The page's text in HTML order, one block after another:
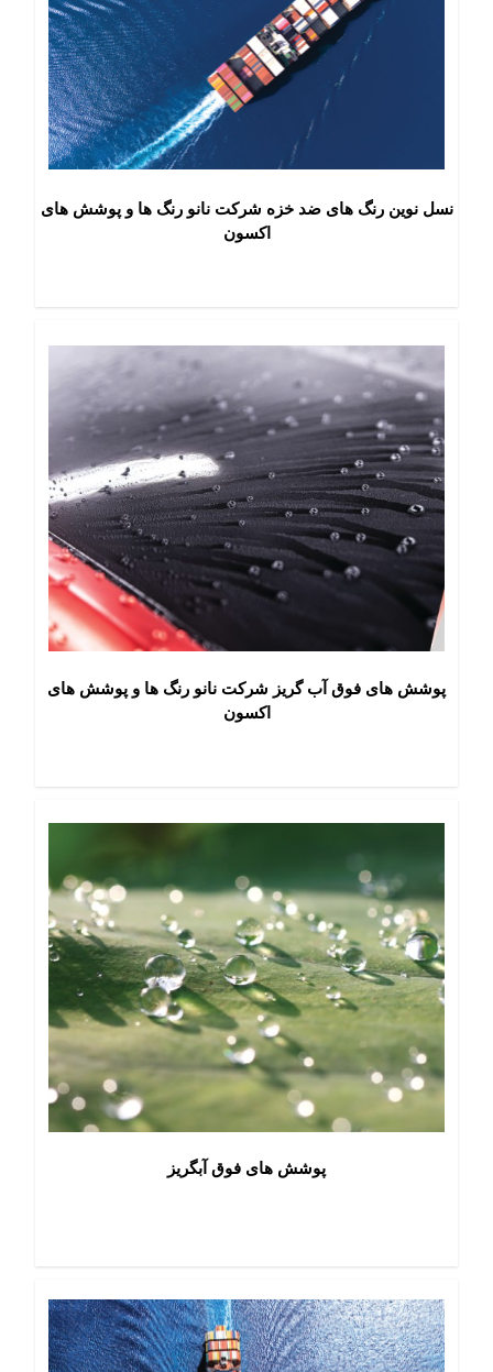
نسل نوین رنگ های ضد خزه شرکت نانو رنگ ها و پوشش های
اکسون
پوشش های فوق‏ آب گریز شرکت نانو رنگ ها و پوشش های
اکسون
پوشش های فوق آبگریز